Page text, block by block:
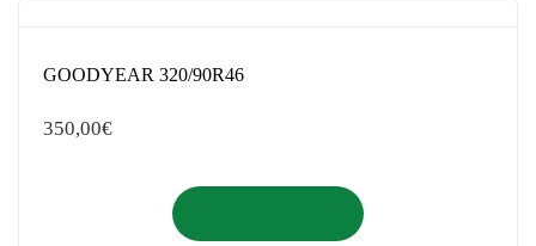
GOODYEAR 320/90R46
350,00€